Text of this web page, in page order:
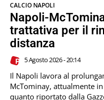
CALCIO NAPOLI
Napoli-
trattativa per il
distanza
5 Agosto 2026 - 20:14
Il Napoli lavora al
McTominay, attualmente
quanto riportato dalla